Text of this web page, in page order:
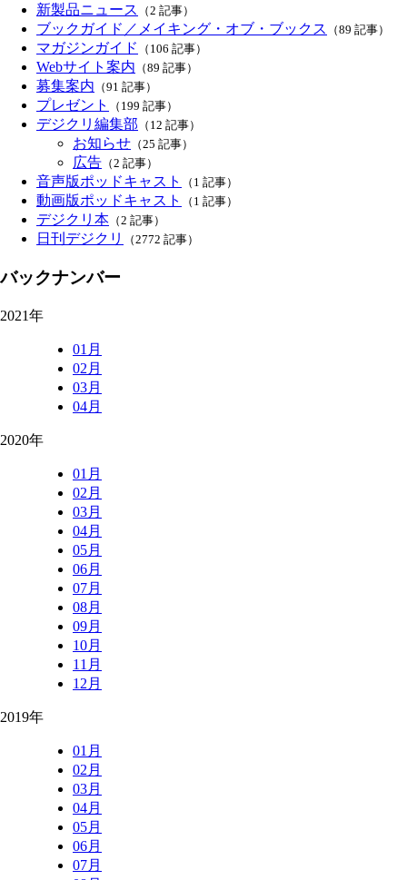
新製品ニュース （2 記事）
ブックガイド／メイキング・オブ・ブックス （89 記事）
マガジンガイド （106 記事）
Webサイト案内 （89 記事）
募集案内 （91 記事）
プレゼント （199 記事）
デジクリ編集部 （12 記事）
お知らせ （25 記事）
広告 （2 記事）
音声版ポッドキャスト （1 記事）
動画版ポッドキャスト （1 記事）
デジクリ本 （2 記事）
日刊デジクリ （2772 記事）
バックナンバー
2021年
01月
02月
03月
04月
2020年
01月
02月
03月
04月
05月
06月
07月
08月
09月
10月
11月
12月
2019年
01月
02月
03月
04月
05月
06月
07月